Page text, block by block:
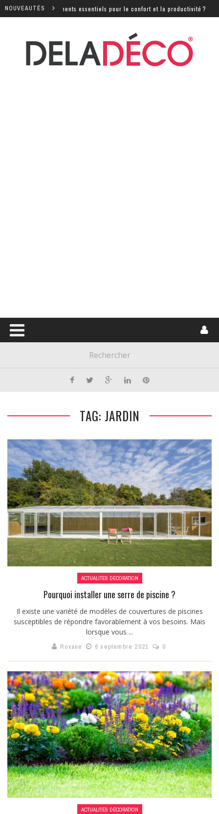
NOUVEAUTÉS
équipements essentiels pour le confort et la productivité ?
TAG: JARDIN
ACTUALITÉS DÉCORATION
Pourquoi installer une serre de piscine ?
Il existe une variété de modèles de couvertures de piscines
susceptibles de répondre favorablement à vos besoins. Mais
lorsque vous ...
Roxane 6 septembre 2021 0
ACTUALITÉS DÉCORATION